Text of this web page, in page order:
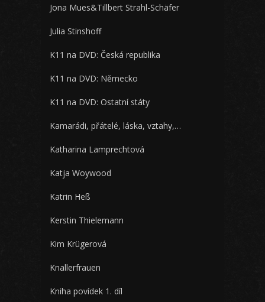
Jona Mues&Tillbert Strahl-Schäfer
Julia Stinshoff
K11 na DVD: Česká republika
K11 na DVD: Německo
K11 na DVD: Ostatní státy
Kamarádi, přátelé, láska, vztahy,…
Katharina Lamprechtová
Katja Woywood
Katrin Heß
Kerstin Thielemann
Kim Krügerová
Knallerfrauen
Kniha povídek 1. díl